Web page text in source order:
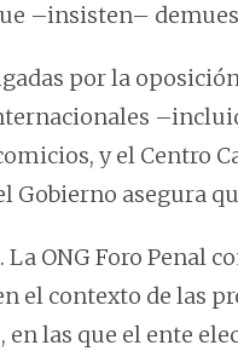
–insisten–
por la
y el Centro
Gobierno asegura
La ONG Foro
el contexto de las
en las que el ente